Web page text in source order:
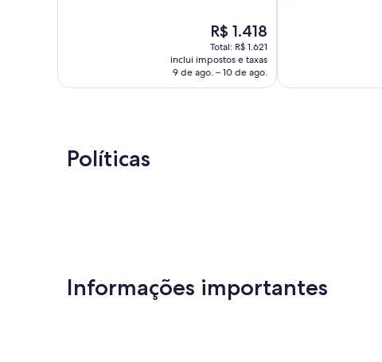
O
preço
é
de
R$ 1.418
R$ 1.418
Total: R$ 1.621
inclui impostos e taxas
9 de ago. – 10 de ago.
Políticas
Informações importantes